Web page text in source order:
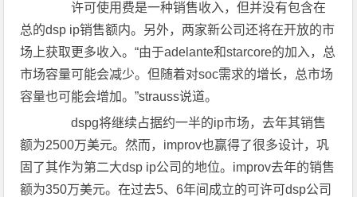
许可使用费是一种销售收入，但并没有包含在
总的dsp ip销售额内。另外，两家新公司还将在开放的市
场上获取更多收入。“由于adelante和starcore的加入，总
市场容量可能会减少。但随着对soc需求的增长，总市场
容量也可能会增加。”strauss说道。
dspg将继续占据约一半的ip市场，去年其销售
额为2500万美元。然而，improv也赢得了很多设计，巩
固了其作为第二大dsp ip公司的地位。improv去年的销售
额为350万美元。在过去5、6年间成立的可许可dsp公司